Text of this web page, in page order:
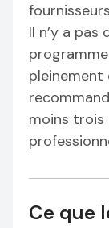
Il n’y a
pleinement
moins trois
Ce que